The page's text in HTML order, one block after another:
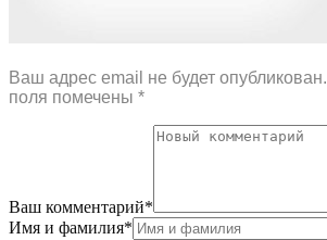
Ваш адрес email не будет опубликован.
поля помечены *
Ваш комментарий*
Имя и фамилия*